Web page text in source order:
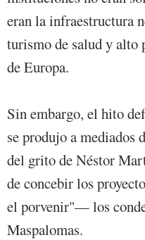
eran la infraestructura
turismo de salud y alto
de Europa.
Sin embargo, el hito
se produjo a
del grito de Néstor
de concebir los
el porvenir"— los
Maspalomas.